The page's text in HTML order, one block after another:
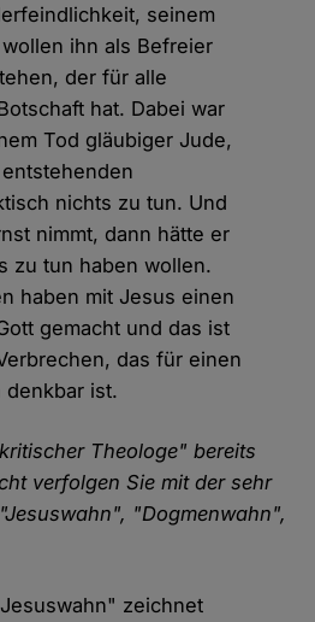
seinem
ihn als Befreier
der für alle
hat. Dabei war
Tod gläubiger Jude,
nichts zu tun. Und
nimmt, dann hätte er
zu tun haben wollen.
haben mit Jesus einen
gemacht und das ist
das für einen
denkbar ist.
Theologe" bereits
verfolgen Sie mit der sehr
"Dogmenwahn",
zeichnet